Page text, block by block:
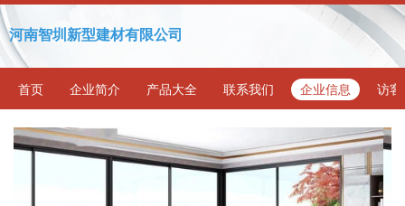
河南智圳新型建材有限公司
首页 企业简介 产品大全 联系我们 企业信息 访客